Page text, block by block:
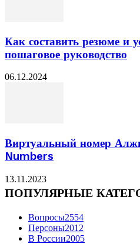
Как составить резюме и
пошаговое руководство
06.12.2024
Виртуальный номер
Numbers
13.11.2023
ПОПУЛЯРНЫЕ
Вопросы2554
Персоны2012
В России2005